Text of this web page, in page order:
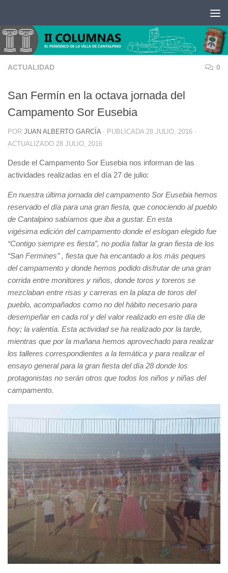
ACTUALIDAD 0
San Fermín en la octava jornada del
Campamento Sor Eusebia
POR JUAN ALBERTO GARCÍA · PUBLICADA 28 JULIO, 2016 ·
ACTUALIZADO 28 JULIO, 2016
Desde el Campamento Sor Eusebia nos informan de las
actividades realizadas en el día 27 de julio:
En nuestra última jornada del campamento Sor Eusebia hemos
reservado el día para una gran fiesta, que conociendo al pueblo
de Cantalpino sabíamos que iba a gustar. En esta
vigésima edición del campamento donde el eslogan elegido fue
“Contigo siempre es fiesta”, no podía faltar la gran fiesta de los
“San Fermines” , fiesta que ha encantado a los más peques
del campamento y donde hemos podido disfrutar de una gran
corrida entre monitores y niños, donde toros y toreros se
mezclaban entre risas y carreras en la plaza de toros del
pueblo, acompañados como no del hábito necesario para
desempeñar en cada rol y del valor realizado en este día de
hoy; la valentía. Esta actividad se ha realizado por la tarde,
mientras que por la mañana hemos aprovechado para realizar
los talleres correspondientes a la temática y para realizar el
ensayo general para la gran fiesta del día 28 donde los
protagonistas no serán otros que todos los niños y niñas del
campamento.